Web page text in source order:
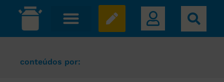
conteúdos por: